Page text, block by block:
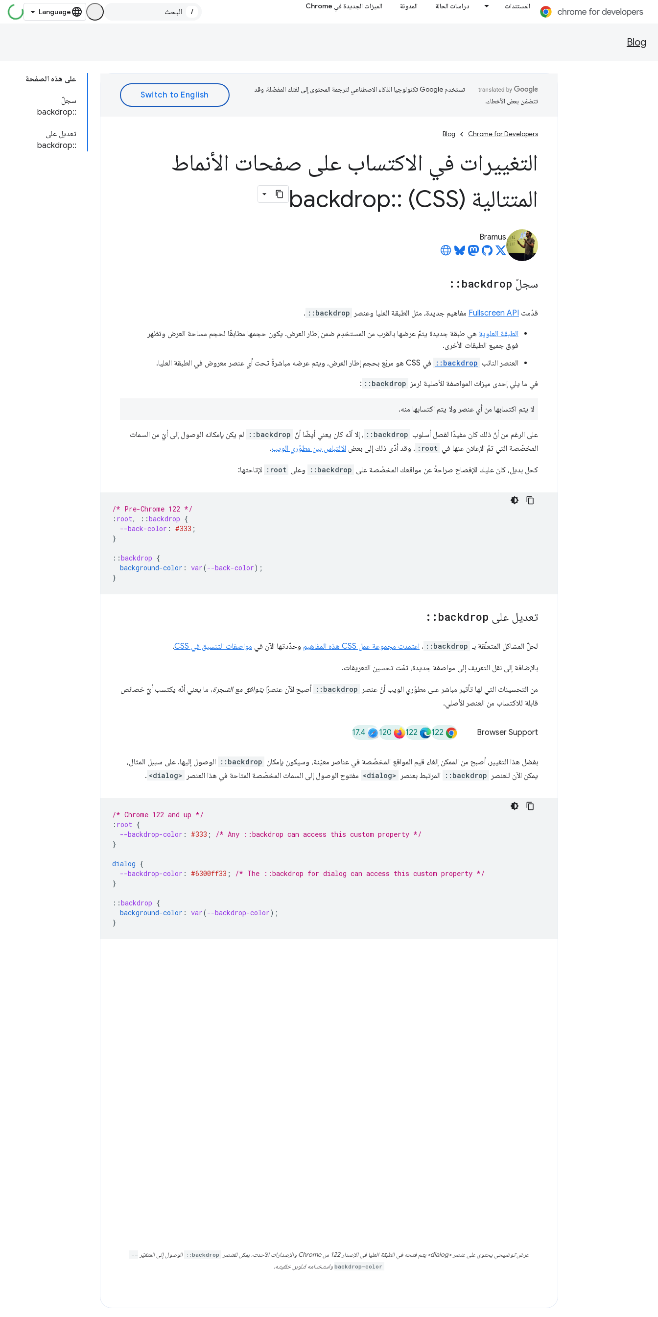
المستندات دراسات الحالة المدونة الميزات الجديدة في Chrome
/
Blog
على هذه الصفحة
سجلّ
::backdrop
تعديل على
::backdrop
تستخدم Google تكنولوجيا الذكاء الاصطناعي لترجمة المحتوى إلى لغتك المفضّلة، وقد
تتضمّن بعض الأخطاء.
Chrome for Developers
Blog
التغييرات في الاكتساب على صفحات الأنماط
المتتالية (CSS)
::
backdrop
Bramus
سجلّ :: backdrop
قدّمت Fullscreen API مفاهيم جديدة، مثل الطبقة العليا وعنصر ::backdrop
.
الطبقة العلوية هي طبقة جديدة يتمّ عرضها بالقرب من المستخدِم ضمن إطار العرض. يكون حجمها مطابقًا لحجم مساحة العرض وتظهر
فوق جميع الطبقات الأخرى.
العنصر النائب ::backdrop في CSS هو مربّع بحجم إطار العرض، ويتم عرضه مباشرةً تحت أي عنصر معروض في الطبقة العليا.
في ما يلي إحدى ميزات المواصفة الأصلية لرمز ::backdrop
:
لا يتم اكتسابها من أي عنصر ولا يتم اكتسابها منه.
على الرغم من أنّ ذلك كان مفيدًا لفصل أسلوب ::backdrop ، إلا أنّه كان يعني أيضًا أنّ ::backdrop
لم يكن بإمكانه الوصول إلى أيّ من السمات
المخصّصة التي تمّ الإعلان عنها في :root . وقد أدّى ذلك إلى بعض الالتباس بين مطوّري الويب.
كحل بديل، كان عليك الإفصاح صراحةً عن مواقعك المخصّصة على ::backdrop وعلى :root لإتاحتها:
/* Pre-Chrome 122 */
: root, ::backdrop {
--back-color : #333 ;
}
::backdrop {
background-color : var(--back-color);
}
تعديل على :: backdrop
لحلّ المشاكل المتعلّقة بـ ::backdrop ، اعتمدت مجموعة عمل CSS هذه المفاهيم وحدّدتها الآن في مواصفات التنسيق في CSS .
بالإضافة إلى نقل التعريف إلى مواصفة جديدة، تمّت تحسين التعريفات.
من التحسينات التي لها تأثير مباشر على مطوّري الويب أنّ عنصر ::backdrop أصبح الآن عنصرًايتوافق مع الشجرة، ما يعني أنّه يكتسب أيّ خصائص
قابلة للاكتساب من العنصر الأصلي.
Browser Support
122
122
120
17.4
بفضل هذا التغيير، أصبح من الممكن إلغاء قيم المواقع المخصّصة في عناصر معيّنة، وسيكون بإمكان ::backdrop
الوصول إليها. على سبيل المثال،
يمكن الآن للعنصر
::backdrop المرتبط بعنصر <dialog> مفتوح الوصول إلى السمات المخصّصة المتاحة في هذا العنصر <dialog>
.
/* Chrome 122 and up */
: root {
--backdrop-color : #333 ;
/* Any ::backdrop can access this custom property */
}
dialog {
--backdrop-color : #6300ff33 ;
/* The ::backdrop for dialog can access this custom property */
}
::backdrop {
background-color : var(--backdrop-color);
}
عرض توضيحي يحتوي على عنصر <dialog> يتم فتحه في الطبقة العليا في الإصدار 122 من Chrome والإصدارات الأحدث، يمكن للعنصر ::backdrop الوصول إلى المتغيّر --
backdrop-color واستخدامه لتلوين خلفيته.